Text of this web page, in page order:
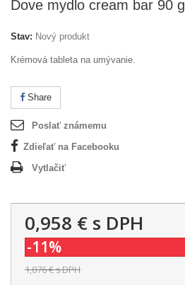
Dove mydlo cream bar 90 g
Stav: Nový produkt
Krémová tableta na umývanie.
Share
Poslať známemu
Zdieľať na Facebooku
Vytlačiť
0,958 € s DPH
-11%
1,076 €s DPH